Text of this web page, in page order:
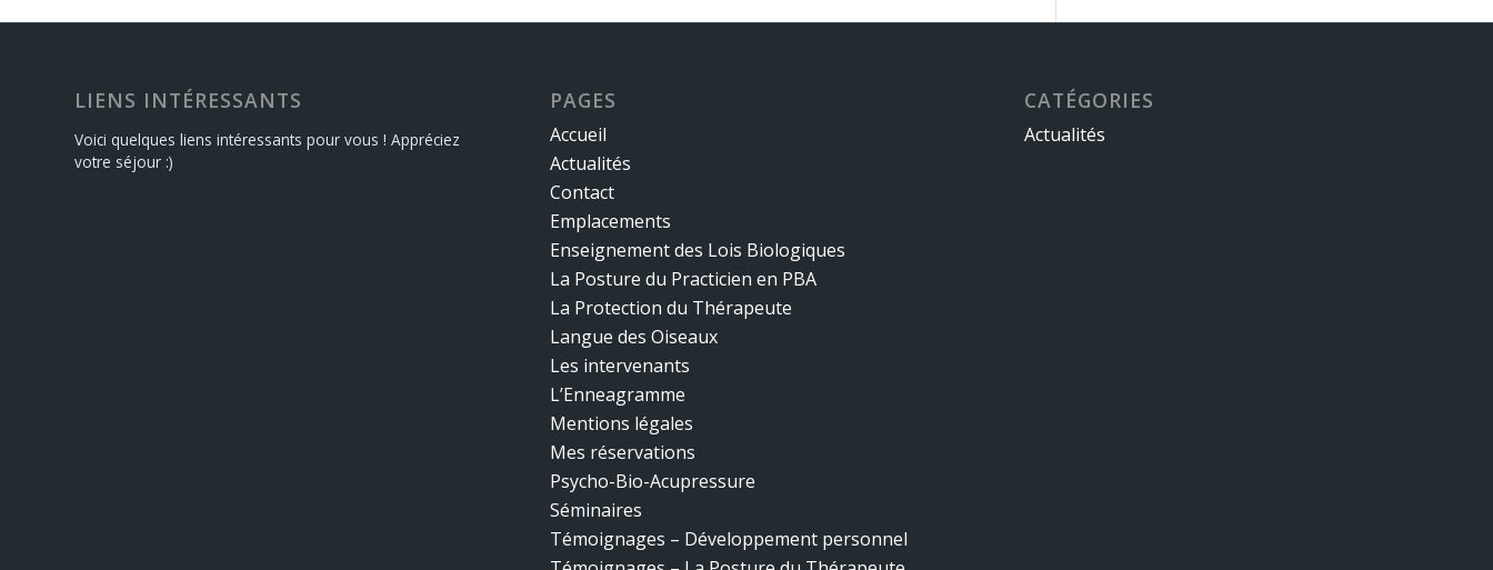
LIENS INTÉRESSANTS
Voici quelques liens intéressants pour vous ! Appréciez
votre séjour :)
PAGES
Accueil
Actualités
Contact
Emplacements
Enseignement des Lois Biologiques
La Posture du Practicien en PBA
La Protection du Thérapeute
Langue des Oiseaux
Les intervenants
L’Enneagramme
Mentions légales
Mes réservations
Psycho-Bio-Acupressure
Séminaires
Témoignages – Développement personnel
CATÉGORIES
Actualités